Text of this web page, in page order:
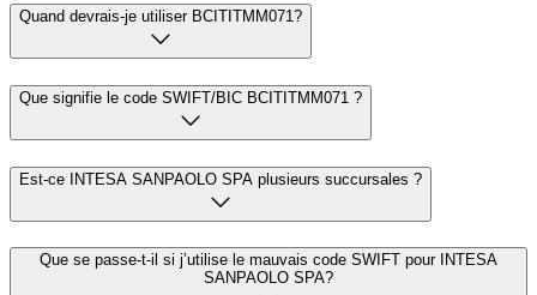
Quand devrais-je utiliser BCITITMM071?
Que signifie le code SWIFT/BIC BCITITMM071 ?
Est-ce INTESA SANPAOLO SPA plusieurs succursales ?
Que se passe-t-il si j’utilise le mauvais code SWIFT pour INTESA
SANPAOLO SPA?